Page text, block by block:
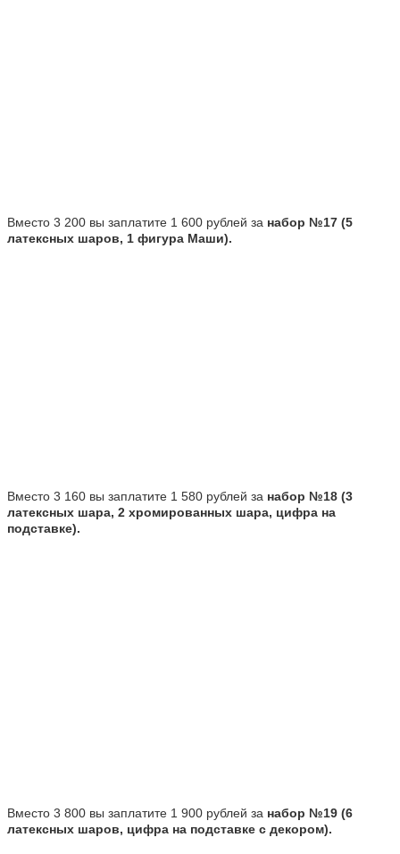
Вместо 3 200 вы заплатите 1 600 рублей за набор №17 (5
латексных шаров, 1 фигура Маши).
Вместо 3 160 вы заплатите 1 580 рублей за набор №18 (3
латексных шара, 2 хромированных шара, цифра на
подставке).
Вместо 3 800 вы заплатите 1 900 рублей за набор №19 (6
латексных шаров, цифра на подставке с декором).